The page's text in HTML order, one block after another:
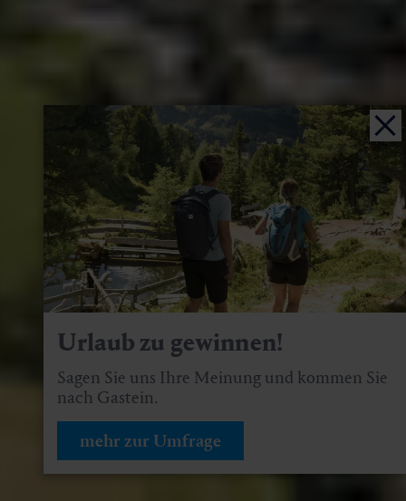
Urlaub zu gewinnen!
Sagen Sie uns Ihre Meinung und kommen Sie
nach Gastein.
mehr zur Umfrage